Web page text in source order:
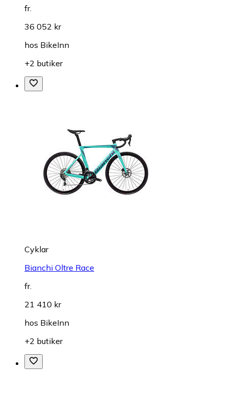
fr.
36 052 kr
hos BikeInn
+2 butiker
Cyklar
Bianchi Oltre Race
fr.
21 410 kr
hos BikeInn
+2 butiker